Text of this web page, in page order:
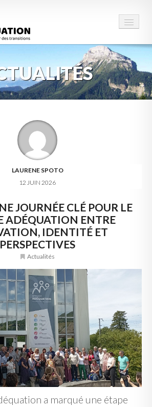
LAURENE SPOTO
12 JUIN 2026
JOURNÉE CLÉ POUR LE
ADÉQUATION ENTRE
IDENTITÉ ET
PERSPECTIVES
Actualités
a marqué une étape